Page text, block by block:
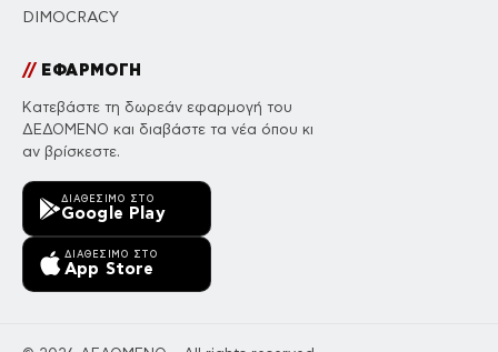
DIMOCRACY
//ΕΦΑΡΜΟΓΗ
Κατεβάστε τη δωρεάν εφαρμογή του
ΔΕΔΟΜΕΝΟ και διαβάστε τα νέα όπου κι
αν βρίσκεστε.
ΔΙΑΘΈΣΙΜΟ ΣΤΟ
Google Play
ΔΙΑΘΈΣΙΜΟ ΣΤΟ
App Store